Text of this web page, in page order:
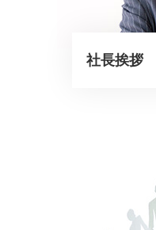
社長挨拶